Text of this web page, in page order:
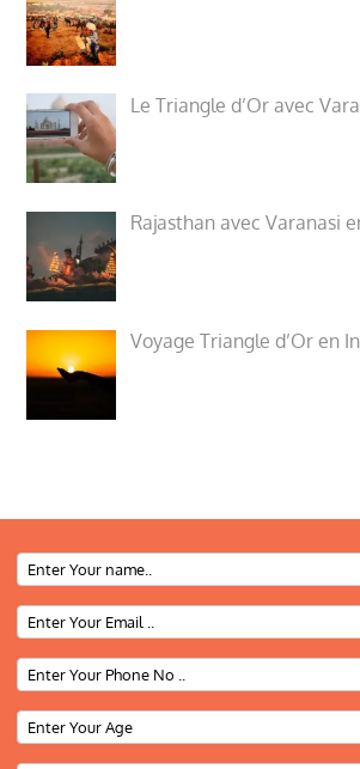
Le Triangle d’Or avec
Rajasthan avec Varanasi
Voyage Triangle d’Or en